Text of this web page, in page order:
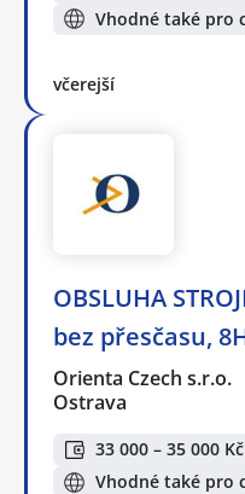
Vhodné také pro
včerejší
OBSLUHA
bez přesčasu,
Orienta Czech s.r.o.
Ostrava
33 000 – 35 000 Kč
Vhodné také pro